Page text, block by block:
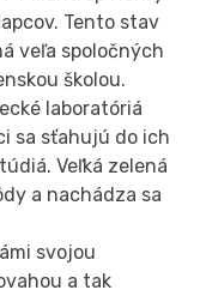
Tento stav
veľa spoločných
školou.
laboratóriá
sa sťahujú do ich
Veľká zelená
a nachádza sa
svojou
a tak